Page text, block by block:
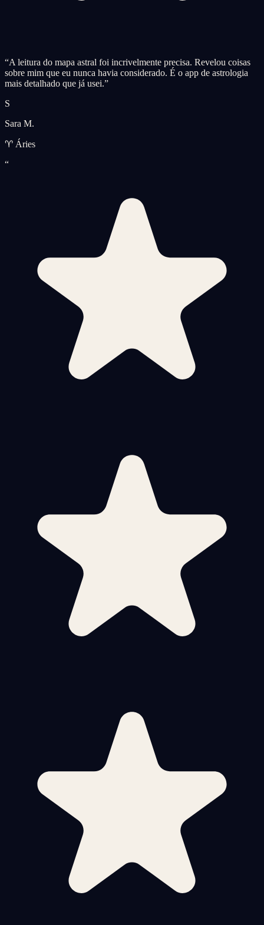
“A leitura do mapa astral foi incrivelmente precisa. Revelou coisas
sobre mim que eu nunca havia considerado. É o app de astrologia
mais detalhado que já usei.”
S
Sara M.
♈ Áries
“